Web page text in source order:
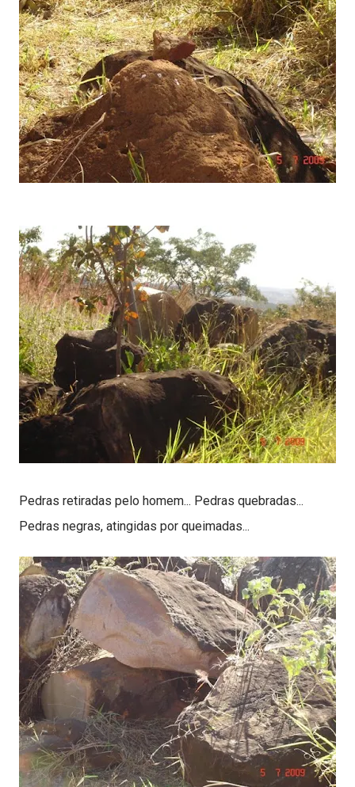
Pedras retiradas pelo homem... Pedras quebradas...
Pedras negras, atingidas por queimadas...